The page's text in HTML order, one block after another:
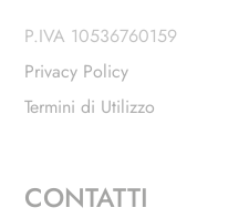
P.IVA 10536760159
Privacy Policy
Termini di Utilizzo
CONTATTI